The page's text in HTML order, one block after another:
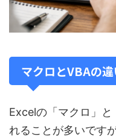
マクロとVBAの違
Excelの「マクロ」
れることが多いです